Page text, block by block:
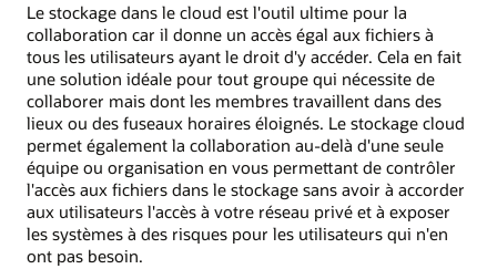
Le stockage dans le cloud est l'outil ultime pour la
collaboration car il donne un accès égal aux fichiers à
tous les utilisateurs ayant le droit d'y accéder. Cela en fait
une solution idéale pour tout groupe qui nécessite de
collaborer mais dont les membres travaillent dans des
lieux ou des fuseaux horaires éloignés. Le stockage cloud
permet également la collaboration au-delà d'une seule
équipe ou organisation en vous permettant de contrôler
l'accès aux fichiers dans le stockage sans avoir à accorder
aux utilisateurs l'accès à votre réseau privé et à exposer
les systèmes à des risques pour les utilisateurs qui n'en
ont pas besoin.